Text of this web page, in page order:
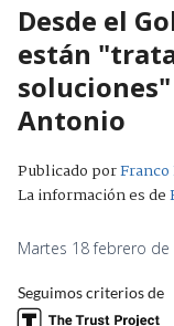
Desde el
están
Antonio
Publicado por
La información es de
Martes 18 febrero
Seguimos criterios de